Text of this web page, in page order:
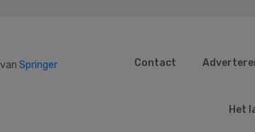
Springer
Contact
Het